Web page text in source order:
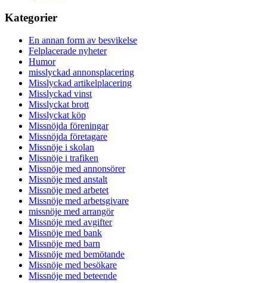
Kategorier
En annan form av besvikelse
Felplacerade nyheter
Humor
misslyckad annonsplacering
Misslyckad artikelplacering
Misslyckad vinst
Misslyckat brott
Misslyckat köp
Missnöjda föreningar
Missnöjda företagare
Missnöje i skolan
Missnöje i trafiken
Missnöje med annonsörer
Missnöje med anstalt
Missnöje med arbetet
Missnöje med arbetsgivare
missnöje med arrangör
Missnöje med avgifter
Missnöje med bank
Missnöje med barn
Missnöje med bemötande
Missnöje med besökare
Missnöje med beteende